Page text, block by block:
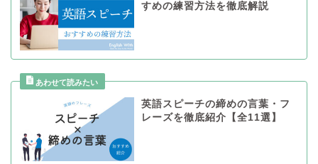
すめの練習方法を徹底解説
英語スピーチの締めの言葉・フ
レーズを徹底紹介【全11選】